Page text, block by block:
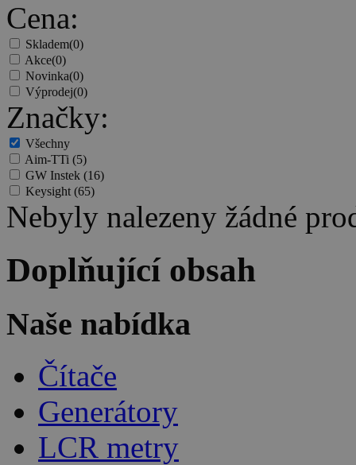
Cena:
Skladem(0)
Akce(0)
Novinka(0)
Výprodej(0)
Značky:
Všechny
Aim-TTi (5)
GW Instek (16)
Keysight(65)
Nebyly nalezeny žádné
Doplňující obsah
Naše nabídka
Čítače
Generátory
LCR metry